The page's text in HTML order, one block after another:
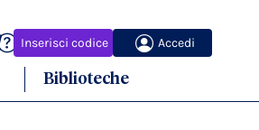
Inserisci codice Accedi
Carrello
Biblioteche